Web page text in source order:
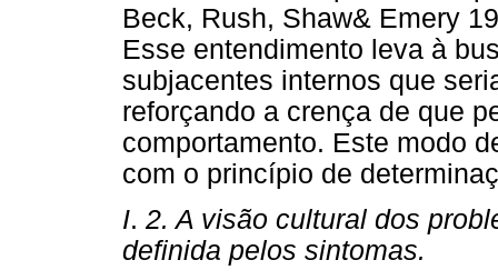
Beck, Rush, Shaw& Emery
Esse entendimento leva à
subjacentes internos que
reforçando a crença de que
comportamento. Este modo
com o princípio de
I. 2. A visão cultural dos
definida pelos sintomas.